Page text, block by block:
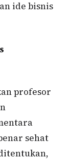
ide bisnis
profesor
sehat